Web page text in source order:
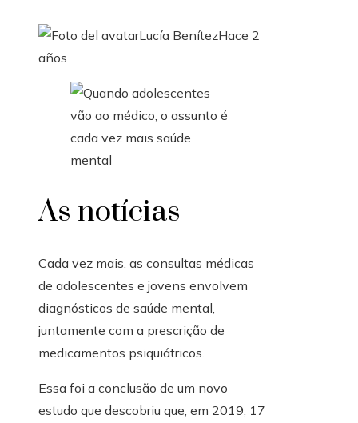
Lucía BenítezHace 2
años
As notícias
Cada vez mais, as consultas médicas
de adolescentes e jovens envolvem
diagnósticos de saúde mental,
juntamente com a prescrição de
medicamentos psiquiátricos.
Essa foi a conclusão de um novo
estudo que descobriu que, em 2019, 17